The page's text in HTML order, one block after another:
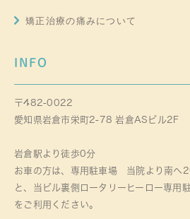
矯正治療の痛みについて
INFO
〒482-0022
愛知県岩倉市栄町2-78 岩倉ASビル2F
岩倉駅より徒歩0分
お車の方は、専用駐車場 当院より南へ
と、当ビル裏側ロータリーヒーロー専
をご利用ください。